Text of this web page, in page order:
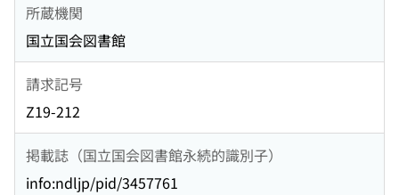
所蔵機関
国立国会図書館
請求記号
Z19-212
掲載誌（国立国会図書館永続的識別子）
info:ndljp/pid/3457761